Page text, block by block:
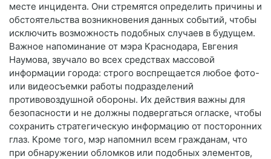
месте инцидента. Они стремятся определить причины и
обстоятельства возникновения данных событий, чтобы
исключить возможность подобных случаев в будущем.
Важное напоминание от мэра Краснодара, Евгения
Наумова, звучало во всех средствах массовой
информации города: строго воспрещается любое фото-
или видеосъемки работы подразделений
противовоздушной обороны. Их действия важны для
безопасности и не должны подвергаться огласке, чтобы
сохранить стратегическую информацию от посторонних
глаз. Кроме того, мэр напомнил всем гражданам, что
при обнаружении обломков или подобных элементов,